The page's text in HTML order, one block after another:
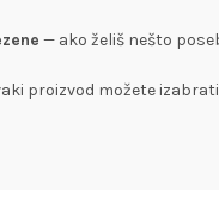
— ako želiš nešto
proizvod možete